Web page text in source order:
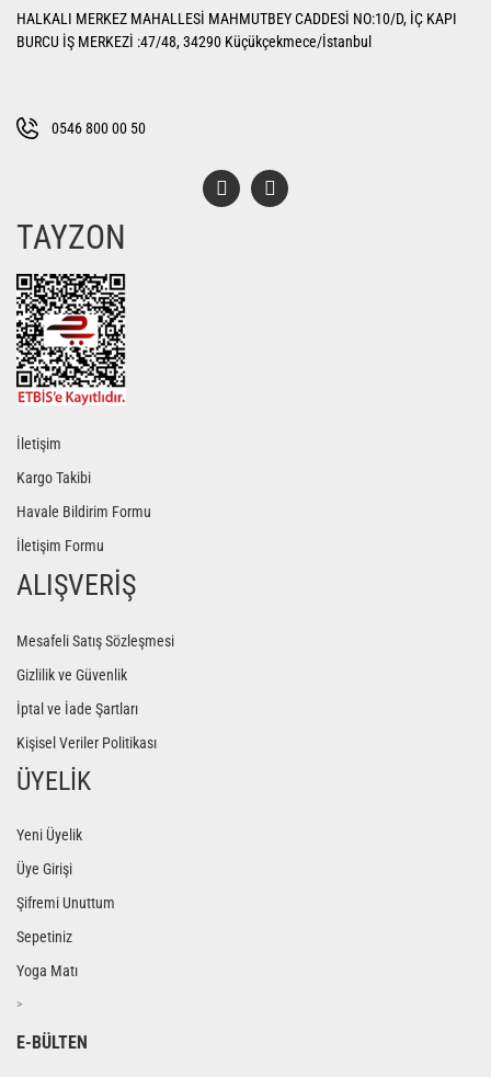
Ürün açıklamasında eksik bilgiler bulunuyor.
Bu ürüne benzer farklı alternatifler olmalı.
HALKALI MERKEZ MAHALLESİ MAHMUTBEY CADDESİ NO:10/D, İÇ KAPI
BURCU İŞ MERKEZİ :47/48, 34290 Küçükçekmece/İstanbul
0546 800 00 50
TAYZON
İletişim
Kargo Takibi
Havale Bildirim Formu
İletişim Formu
ALIŞVERİŞ
Mesafeli Satış Sözleşmesi
Gizlilik ve Güvenlik
İptal ve İade Şartları
Kişisel Veriler Politikası
ÜYELİK
Yeni Üyelik
Üye Girişi
Şifremi Unuttum
Sepetiniz
Yoga Matı
>
E-BÜLTEN